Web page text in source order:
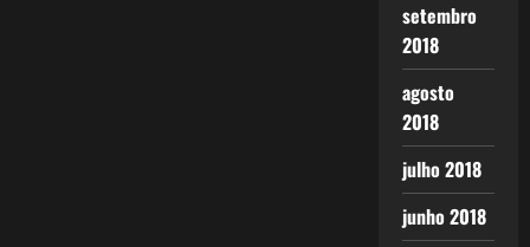
setembro
2018
agosto
2018
julho 2018
junho 2018